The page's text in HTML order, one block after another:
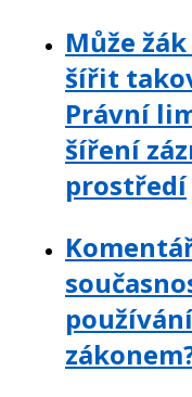
Může
šířit
Právní
šíření
prostředí